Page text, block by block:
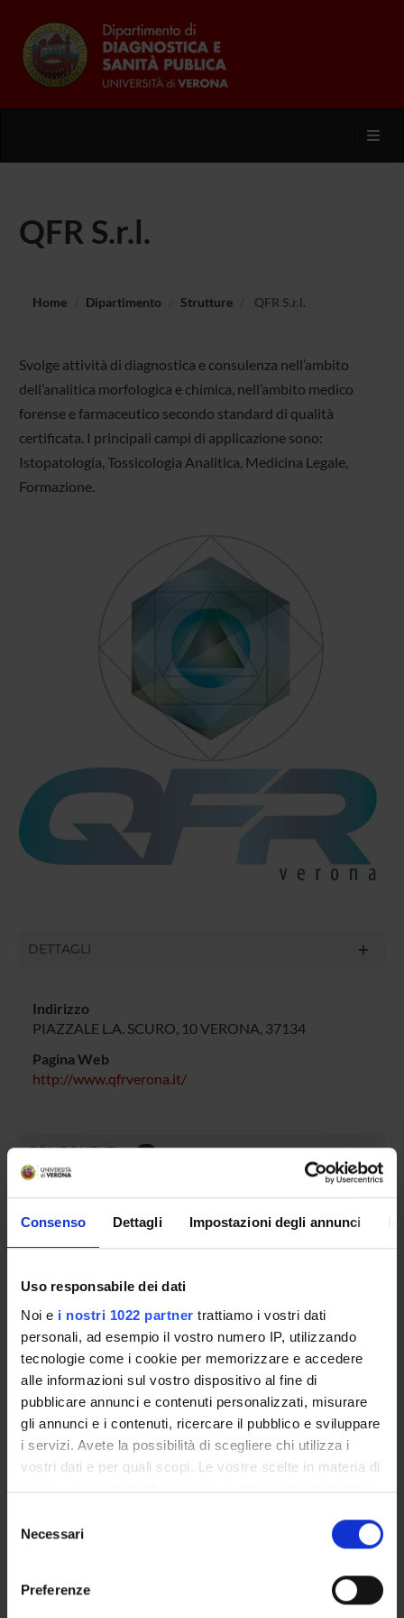
Consenso Dettagli Impostazioni degli annunci
Uso responsabile dei dati
Noi e i nostri 1022 partner trattiamo i vostri dati
personali, ad esempio il vostro numero IP, utilizzando
tecnologie come i cookie per memorizzare e accedere
alle informazioni sul vostro dispositivo al fine di
pubblicare annunci e contenuti personalizzati, misurare
gli annunci e i contenuti, ricercare il pubblico e sviluppare
i servizi. Avete la possibilità di scegliere chi utilizza i
vostri dati e per quali scopi. Le vostre scelte in materia di
privacy sono applicabili solo su questa proprietà digitale
modificare o revocare il proprio consenso in qualsiasi
momento dalla Dichiarazione sui cookie o facendo clic
delNecessari
Preferenze
QFR S.r.l.
Home Dipartimento Strutture QFR S.r.l.
Svolge attività di diagnostica e consulenza nell’ambito
dell’analitica morfologica e chimica, nell’ambito medico
forense e farmaceutico secondo standard di qualità
certificata. I principali campi di applicazione sono:
Istopatologia, Tossicologia Analitica, Medicina Legale,
Formazione.
DETTAGLI
Indirizzo
PIAZZALE L.A. SCURO, 10 VERONA, 37134
Pagina Web
http://www.qfrverona.it/
COMPONENTI 4
DOCUMENTI DISPONIBILI
LUOGHI DI INTERESSE